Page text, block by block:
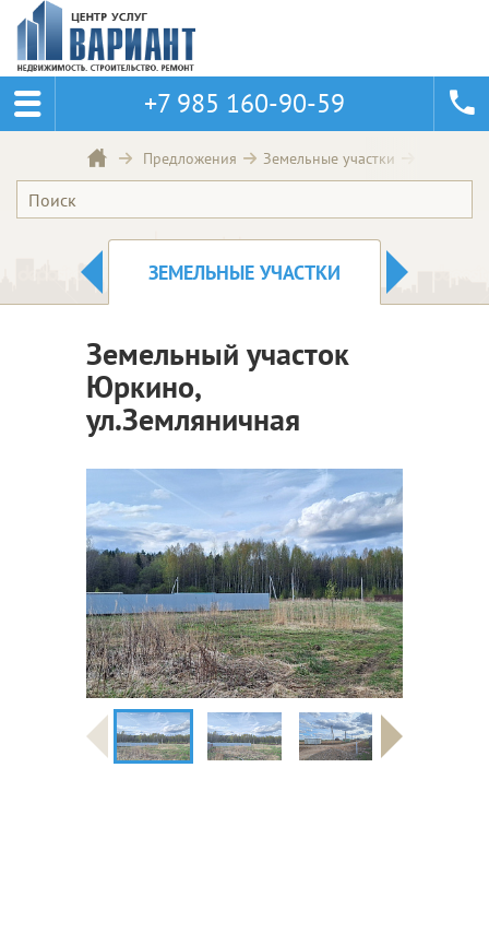
+7 985 160-90-59
Предложения Земельные участки
ЗЕМЕЛЬНЫЕ УЧАСТКИ
Земельный участок
Юркино,
ул.Земляничная